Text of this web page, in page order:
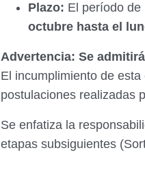
Plazo: El período de
octubre hasta el
Advertencia: Se
El incumplimiento de
postulaciones realizadas
Se enfatiza la
etapas subsiguientes